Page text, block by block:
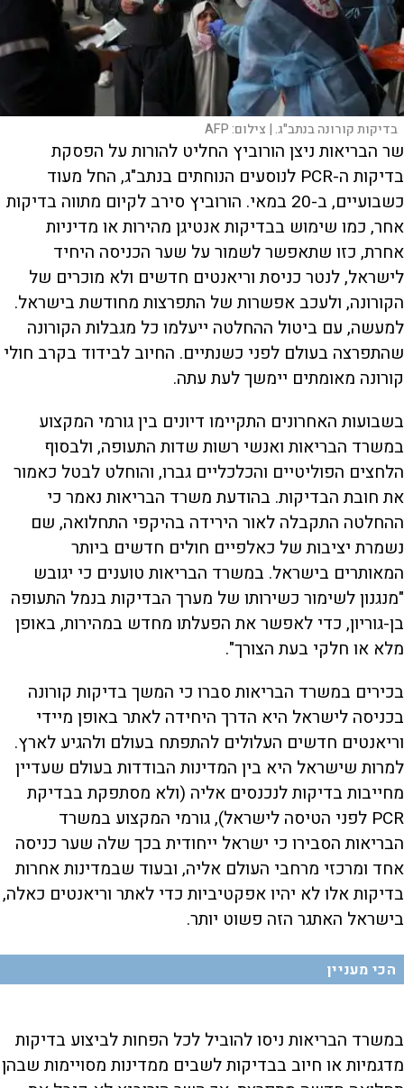
בדיקות קורונה בנתב"ג. | צילום:AFP
שר הבריאות ניצן הורוביץ החליט להורות על הפסקת
בדיקות ה-PCR לנוסעים הנוחתים בנתב"ג, החל מעוד
כשבועיים, ב-20 במאי. הורוביץ סירב לקיום מתווה בדיקות
אחר, כמו שימוש בבדיקות אנטיגן מהירות או מדיניות
אחרת, כזו שתאפשר לשמור על שער הכניסה היחיד
לישראל, לנטר כניסת וריאנטים חדשים ולא מוכרים של
הקורונה, ולעכב אפשרות של התפרצות מחודשת בישראל.
למעשה, עם ביטול ההחלטה ייעלמו כל מגבלות הקורונה
שהתפרצה בעולם לפני כשנתיים. החיוב לבידוד בקרב חולי
קורונה מאומתים יימשך לעת עתה.
בשבועות האחרונים התקיימו דיונים בין גורמי המקצוע
במשרד הבריאות ואנשי רשות שדות התעופה, ולבסוף
הלחצים הפוליטיים והכלכליים גברו, והוחלט לבטל כאמור
את חובת הבדיקות. בהודעת משרד הבריאות נאמר כי
ההחלטה התקבלה לאור הירידה בהיקפי התחלואה, שם
נשמרת יציבות של כאלפיים חולים חדשים ביותר
המאותרים בישראל. במשרד הבריאות טוענים כי יגובש
"מנגנון לשימור כשירותו של מערך הבדיקות בנמל התעופה
בן-גוריון, כדי לאפשר את הפעלתו מחדש במהירות, באופן
מלא או חלקי בעת הצורך".
בכירים במשרד הבריאות סברו כי המשך בדיקות קורונה
בכניסה לישראל היא הדרך היחידה לאתר באופן מיידי
וריאנטים חדשים העלולים להתפתח בעולם ולהגיע לארץ.
למרות שישראל היא בין המדינות הבודדות בעולם שעדיין
מחייבות בדיקות לנכנסים אליה (ולא מסתפקת בבדיקת
PCR לפני הטיסה לישראל), גורמי המקצוע במשרד
הבריאות הסבירו כי ישראל ייחודית בכך שלה שער כניסה
אחד ומרכזי מרחבי העולם אליה, ובעוד שבמדינות אחרות
בדיקות אלו לא יהיו אפקטיביות כדי לאתר וריאנטים כאלה,
בישראל האתגר הזה פשוט יותר.
הכי מעניין
במשרד הבריאות ניסו להוביל לכל הפחות לביצוע בדיקות
מדגמיות או חיוב בבדיקות לשבים ממדינות מסויימות שבהן